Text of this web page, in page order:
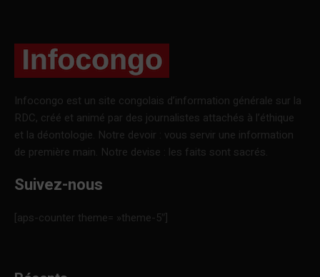
Infocongo est un site congolais d’information générale sur la
RDC, créé et animé par des journalistes attachés à l’éthique
et la déontologie. Notre devoir : vous servir une information
de première main. Notre devise : les faits sont sacrés.
Suivez-nous
[aps-counter theme= »theme-5″]